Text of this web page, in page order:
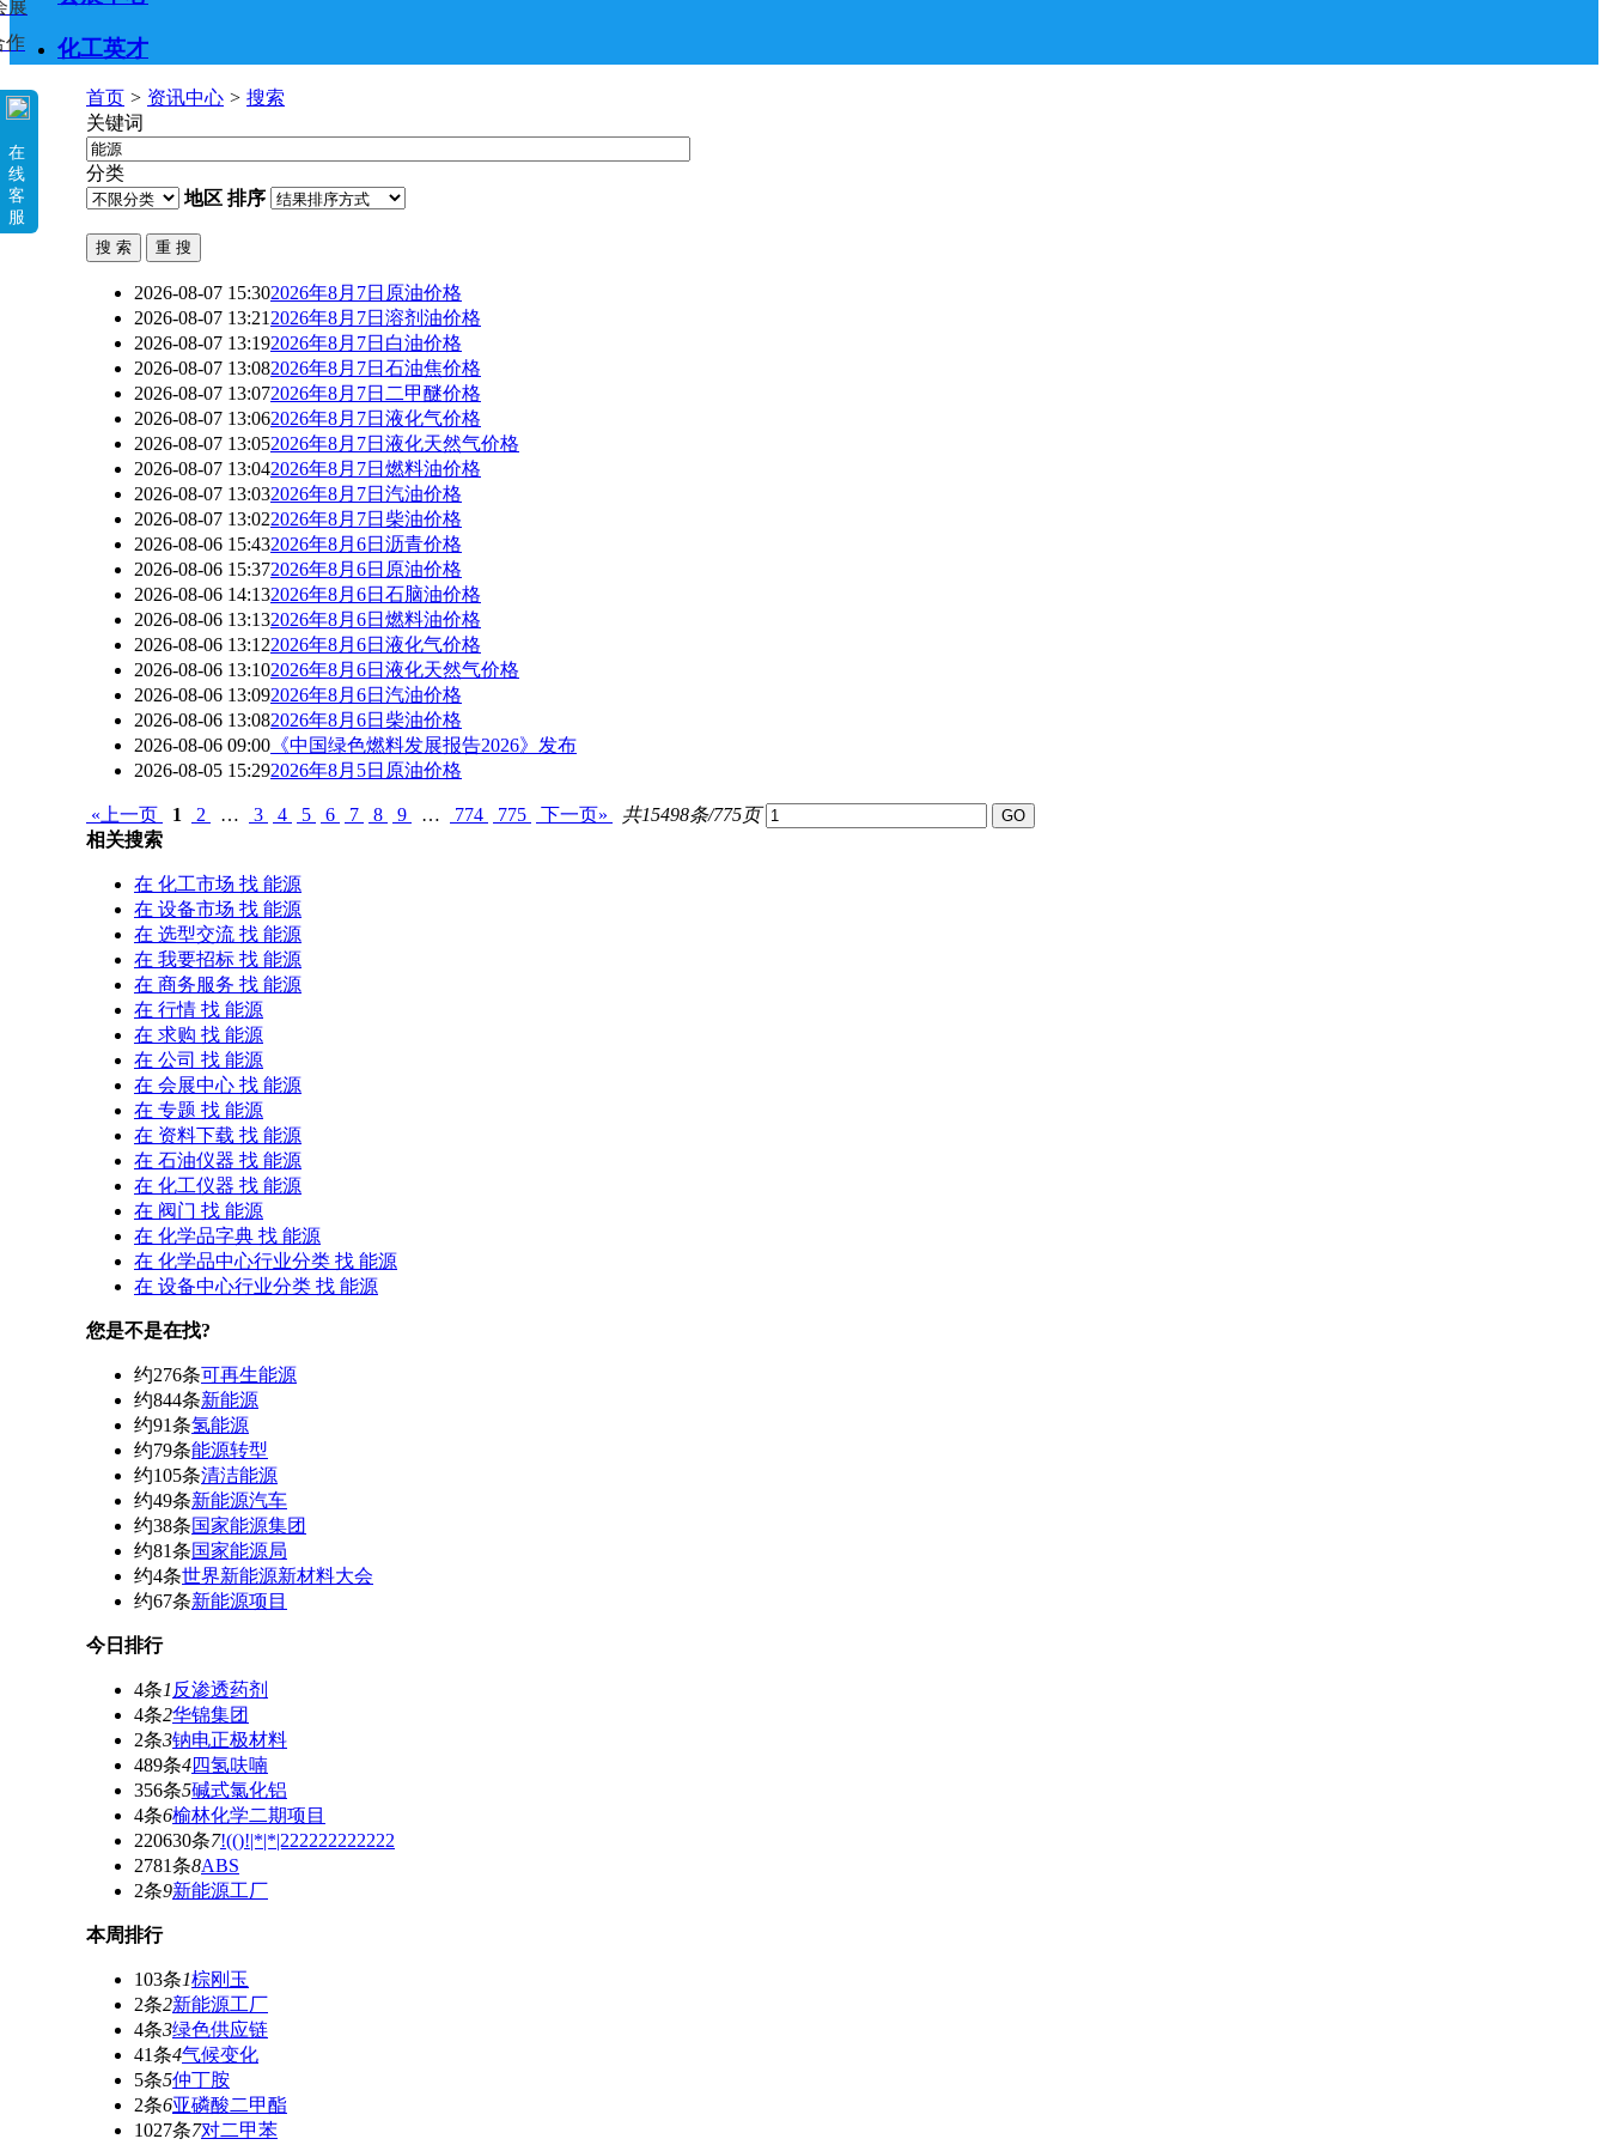
化工英才
展
作
在
线
客
服
首页 > 资讯中心 > 搜索
关键词
分类
地区 排序
2026-08-07 15:302026年8月7日原油价格
2026-08-07 13:212026年8月7日溶剂油价格
2026-08-07 13:192026年8月7日白油价格
2026-08-07 13:082026年8月7日石油焦价格
2026-08-07 13:072026年8月7日二甲醚价格
2026-08-07 13:062026年8月7日液化气价格
2026-08-07 13:052026年8月7日液化天然气价格
2026-08-07 13:042026年8月7日燃料油价格
2026-08-07 13:032026年8月7日汽油价格
2026-08-07 13:022026年8月7日柴油价格
2026-08-06 15:432026年8月6日沥青价格
2026-08-06 15:372026年8月6日原油价格
2026-08-06 14:132026年8月6日石脑油价格
2026-08-06 13:132026年8月6日燃料油价格
2026-08-06 13:122026年8月6日液化气价格
2026-08-06 13:102026年8月6日液化天然气价格
2026-08-06 13:092026年8月6日汽油价格
2026-08-06 13:082026年8月6日柴油价格
2026-08-06 09:00 《中国绿色燃料发展报告2026》发布
2026-08-05 15:292026年8月5日原油价格
«上一页 1 2 … 3 4 5 6 7 8 9 … 774 775 下一页»
共15498条/775页
相关搜索
在 化工市场 找 能源
在 设备市场 找 能源
在 选型交流 找 能源
在 我要招标 找 能源
在 商务服务 找 能源
在 行情 找 能源
在 求购 找 能源
在 公司 找 能源
在 会展中心 找 能源
在 专题 找 能源
在 资料下载 找 能源
在 石油仪器 找 能源
在 化工仪器 找 能源
在 阀门 找 能源
在 化学品字典 找 能源
在 化学品中心行业分类 找 能源
在 设备中心行业分类 找 能源
您是不是在找?
约276条可再生能源
约844条新能源
约91条氢能源
约79条能源转型
约105条清洁能源
约49条新能源汽车
约38条 国家能源集团
约81条 国家能源局
约4条世界新能源新材料大会
约67条新能源项目
今日排行
4条1反渗透药剂
4条2华锦集团
2条3钠电正极材料
489条4四氢呋喃
356条5碱式氯化铝
4条6榆林化学二期项目
220630条7!(()!|*|*|222222222222
2781条8ABS
2条9新能源工厂
本周排行
103条1棕刚玉
2条2新能源工厂
4条3绿色供应链
41条4气候变化
5条5仲丁胺
2条6亚磷酸二甲酯
1027条7对二甲苯